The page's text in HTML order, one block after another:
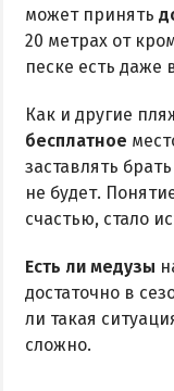
Недорогой
Отдых с
Отдых на первой
Отдых на
Квартиры
может принять
20 метрах от
песке есть даже
Как и другие
бесплатное
заставлять
не будет.
счастью, стало
Есть ли медузы
достаточно в
ли такая
сложно.